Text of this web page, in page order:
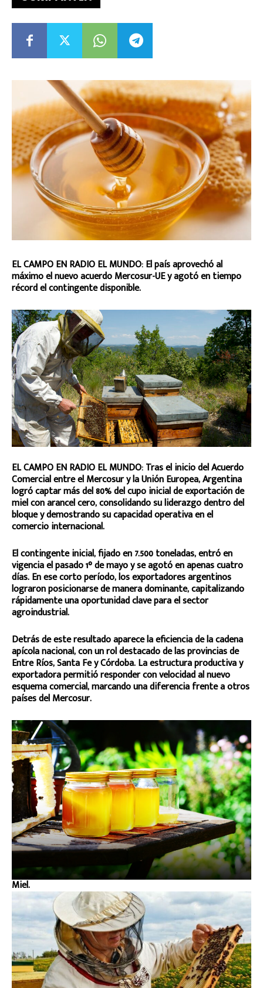
EL CAMPO EN RADIO EL MUNDO: El país aprovechó al
máximo el nuevo acuerdo Mercosur-UE y agotó en tiempo
récord el contingente disponible.
EL CAMPO EN RADIO EL MUNDO: Tras el inicio del Acuerdo
Comercial entre el Mercosur y la Unión Europea, Argentina
logró captar más del 80% del cupo inicial de exportación de
miel con arancel cero, consolidando su liderazgo dentro del
bloque y demostrando su capacidad operativa en el
comercio internacional.
El contingente inicial, fijado en 7.500 toneladas, entró en
vigencia el pasado 1° de mayo y se agotó en apenas cuatro
días. En ese corto período, los exportadores argentinos
lograron posicionarse de manera dominante, capitalizando
rápidamente una oportunidad clave para el sector
agroindustrial.
Detrás de este resultado aparece la eficiencia de la cadena
apícola nacional, con un rol destacado de las provincias de
Entre Ríos, Santa Fe y Córdoba. La estructura productiva y
exportadora permitió responder con velocidad al nuevo
esquema comercial, marcando una diferencia frente a otros
países del Mercosur.
Miel.